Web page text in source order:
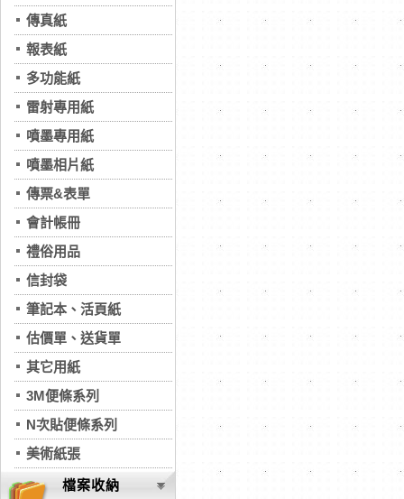
傳真紙
報表紙
多功能紙
雷射專用紙
噴墨專用紙
噴墨相片紙
傳票&表單
會計帳冊
禮俗用品
信封袋
筆記本、活頁紙
估價單、送貨單
其它用紙
3M便條系列
N次貼便條系列
美術紙張
檔案收納